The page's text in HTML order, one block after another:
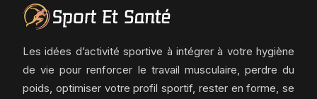
Les idées d’activité sportive à intégrer à votre hygiène
de vie pour renforcer le travail musculaire, perdre du
poids, optimiser votre profil sportif, rester en forme, se